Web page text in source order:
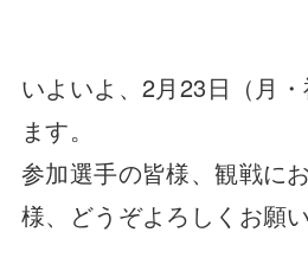
いよいよ、2月23日（月
ます。
参加選手の皆様、観戦に
様、どうぞよろしくお願